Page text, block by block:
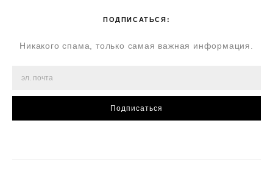
ПОДПИСАТЬСЯ:
Никакого спама, только самая важная информация.
Подписаться